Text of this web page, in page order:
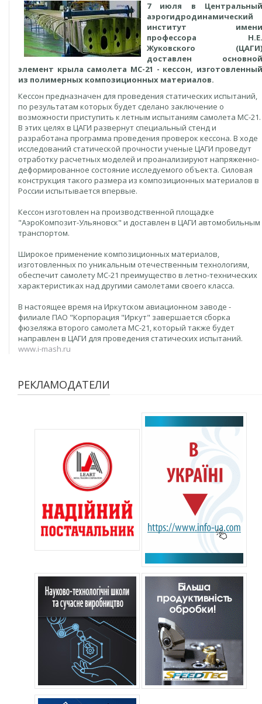
7 июля в Центральный
аэрогидродинамический
институт имени
профессора Н.Е.
Жуковского (ЦАГИ)
доставлен основной
элемент крыла самолета МС-21 - кессон, изготовленный
из полимерных композиционных материалов.
Кессон предназначен для проведения статических испытаний,
по результатам которых будет сделано заключение о
возможности приступить к летным испытаниям самолета МС-21.
В этих целях в ЦАГИ развернут специальный стенд и
разработана программа проведения проверок кессона. В ходе
исследований статической прочности ученые ЦАГИ проведут
отработку расчетных моделей и проанализируют напряженно-
деформированное состояние исследуемого объекта. Силовая
конструкция такого размера из композиционных материалов в
России испытывается впервые.
Кессон изготовлен на производственной площадке
"АэроКомпозит-Ульяновск" и доставлен в ЦАГИ автомобильным
транспортом.
Широкое применение композиционных материалов,
изготовленных по уникальным отечественным технологиям,
обеспечит самолету МС-21 преимущество в летно-технических
характеристиках над другими самолетами своего класса.
В настоящее время на Иркутском авиационном заводе -
филиале ПАО "Корпорация "Иркут" завершается сборка
фюзеляжа второго самолета МС-21, который также будет
направлен в ЦАГИ для проведения статических испытаний.
www.i-mash.ru
РЕКЛАМОДАТЕЛИ